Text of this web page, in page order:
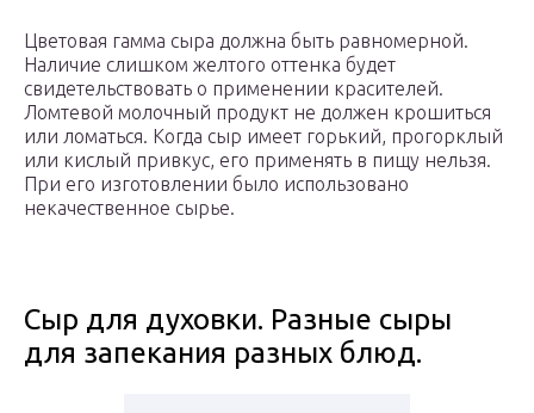
Цветовая гамма сыра должна быть равномерной.
Наличие слишком желтого оттенка будет
свидетельствовать о применении красителей.
Ломтевой молочный продукт не должен крошиться
или ломаться. Когда сыр имеет горький, прогорклый
или кислый привкус, его применять в пищу нельзя.
При его изготовлении было использовано
некачественное сырье.
Сыр для духовки. Разные сыры
для запекания разных блюд.